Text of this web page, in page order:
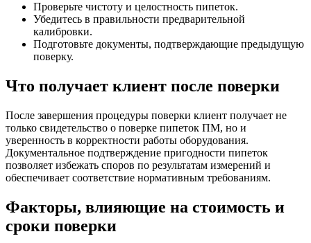
Проверьте чистоту и целостность пипеток.
Убедитесь в правильности предварительной
калибровки.
Подготовьте документы, подтверждающие предыдущую
поверку.
Что получает клиент после поверки
После завершения процедуры поверки клиент получает не
только свидетельство о поверке пипеток ПМ, но и
уверенность в корректности работы оборудования.
Документальное подтверждение пригодности пипеток
позволяет избежать споров по результатам измерений и
обеспечивает соответствие нормативным требованиям.
Факторы, влияющие на стоимость и
сроки поверки